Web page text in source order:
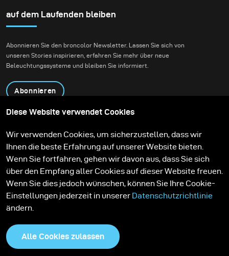
auf dem Laufenden bleiben
Abonnieren Sie den broncolor Newsletter. Lassen Sie sich von
unseren Stories inspirieren, erfahren Sie mehr über neue
Beleuchtungssysteme und bleiben Sie informiert.
Abonnieren
Kontakt
Technologien
Contribute to our blog
Lernen
Support
Karriere
Media Center
Diese Website verwendet Cookies
Wir verwenden Cookies, um sicherzustellen, dass wir
Ihnen die beste Erfahrung auf unserer Website bieten.
Wenn Sie fortfahren, gehen wir davon aus, dass Sie sich
über den Empfang aller Cookies auf dieser Website freuen.
Wenn Sie dies jedoch wünschen, können Sie Ihre Cookie-
Einstellungen jederzeit in unserer Datenschutzrichtlinie
ändern.
Alle Cookies zulassen